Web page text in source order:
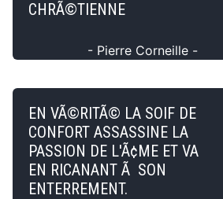
CHRÃ©TIENNE
- Pierre Corneille -
EN VÃ©RITÃ© LA SOIF DE
CONFORT ASSASSINE LA
PASSION DE L'Ã¢ME ET VA
EN RICANANT Ã SON
ENTERREMENT.